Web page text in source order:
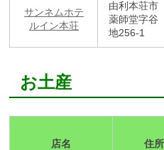
サンネムホテ
ルイン本荘
由利本荘市
薬師堂字谷
地256-1
お土産
店名 住所